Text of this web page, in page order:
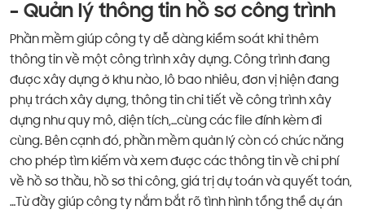
– Quản lý thông tin hồ sơ công trình
Phần mềm giúp công ty dễ dàng kiểm soát khi thêm
thông tin về một công trình xây dựng. Công trình đang
được xây dựng ở khu nào, lô bao nhiêu, đơn vị hiện đang
phụ trách xây dựng, thông tin chi tiết về công trình xây
dựng như quy mô, diện tích,…cùng các file đính kèm đi
cùng. Bên cạnh đó, phần mềm quản lý còn có chức năng
cho phép tìm kiếm và xem được các thông tin về chi phí
về hồ sơ thầu, hồ sơ thi công, giá trị dự toán và quyết toán,
…Từ đầy giúp công ty nắm bắt rõ tình hình tổng thể dự án